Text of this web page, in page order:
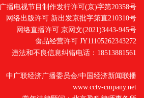
广播电视节目制作发行许可(京)字第20358号
网络出版许可 新出发京批字第直210310号
网络直播许可 京网文(2021)3443-945号
食品经营许可 JY11105262343272
违法和不良信息纠错电话：18513881561
中广联经济广播委员会/中国经济新闻联播
www.cctv-cmpany.net